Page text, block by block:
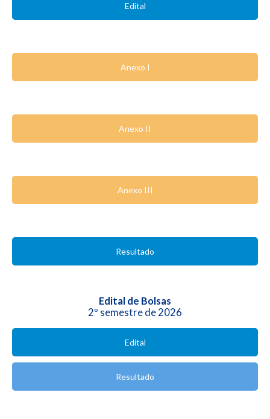
Edital
Anexo I
Anexo II
Anexo III
Resultado
Edital de Bolsas
2º semestre de 2026
Edital
Resultado